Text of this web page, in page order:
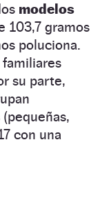
modelos
103,7 gramos
poluciona.
familiares
su parte,
con una